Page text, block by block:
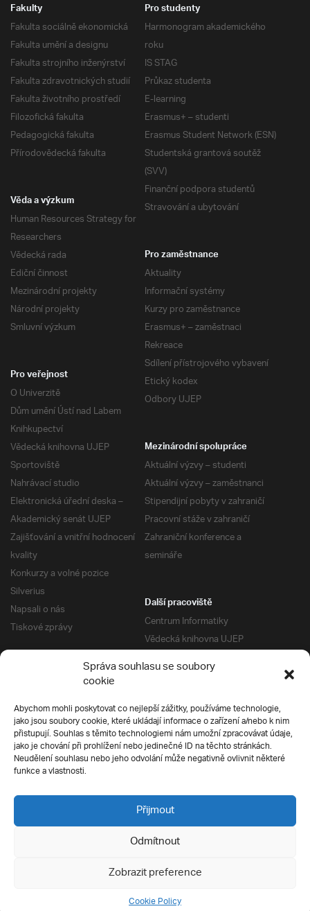
Správa souhlasu se soubory
cookie
Abychom mohli poskytovat co nejlepší zážitky, používáme technologie,
jako jsou soubory cookie, které ukládají informace o zařízení a/nebo k nim
přistupují. Souhlas s těmito technologiemi nám umožní zpracovávat údaje,
jako je chování při prohlížení nebo jedinečné ID na těchto stránkách.
Neudělení souhlasu nebo jeho odvolání může negativně ovlivnit některé
funkce a vlastnosti.
Přijmout
Odmítnout
Zobrazit preference
Cookie Policy
Fakulty
Fakulta sociálně ekonomická
Fakulta umění a designu
Fakulta strojního inženýrství
Fakulta zdravotnických studií
Fakulta životního prostředí
Filozofická fakulta
Pedagogická fakulta
Přírodovědecká fakulta
Pro studenty
Harmonogram akademického
roku
IS STAG
Průkaz studenta
E-learning
Erasmus+ – studenti
Erasmus Student Network (ESN)
Studentská grantová soutěž
(SVV)
Finanční podpora studentů
Stravování a ubytování
Věda a výzkum
Human Resources Strategy for
Researchers
Vědecká rada
Ediční činnost
Mezinárodní projekty
Národní projekty
Smluvní výzkum
Pro zaměstnance
Aktuality
Informační systémy
Kurzy pro zaměstnance
Erasmus+ – zaměstnaci
Rekreace
Sdílení přístrojového vybavení
Etický kodex
Odbory UJEP
Pro veřejnost
O Univerzitě
Dům umění Ústí nad Labem
Knihkupectví
Vědecká knihovna UJEP
Sportoviště
Nahrávací studio
Elektronická úřední deska –
Akademický senát UJEP
Zajišťování a vnitřní hodnocení
kvality
Konkurzy a volné pozice
Silverius
Napsali o nás
Tiskové zprávy
Mezinárodní spolupráce
Aktuální výzvy – studenti
Aktuální výzvy – zaměstnanci
Stipendijní pobyty v zahraničí
Pracovní stáže v zahraničí
Zahraniční konference a
semináře
Další pracoviště
Centrum Informatiky
Vědecká knihovna UJEP
Správa kolejí a menz
Univerzitní centrum podpory
Silverius
Pro uchazeče
Přijímací řízení
E-prihlaska
Přípravné kurzy
Ochrana soukromí
Všechna práva vyhrazena